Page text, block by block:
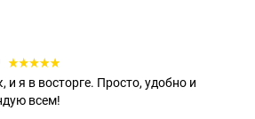
я в восторге. Просто, удобно и
всем!